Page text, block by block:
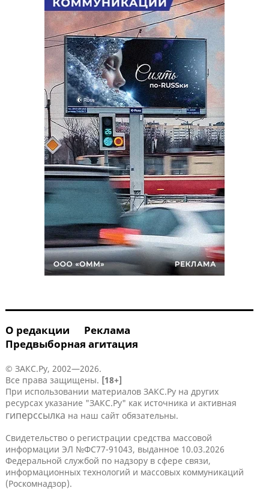
О редакции
Реклама
Предвыборная агитация
© ЗАКС.Ру, 2002—2026.
Все права защищены. [18+]
При использовании материалов ЗАКС.Ру на других
ресурсах указание "ЗАКС.Ру" как источника и активная
гиперссылка на наш сайт обязательны.
Свидетельство о регистрации средства массовой
информации ЭЛ №ФС77-91043, выданное 10.03.2026
Федеральной службой по надзору в сфере связи,
информационных технологий и массовых коммуникаций
(Роскомнадзор).